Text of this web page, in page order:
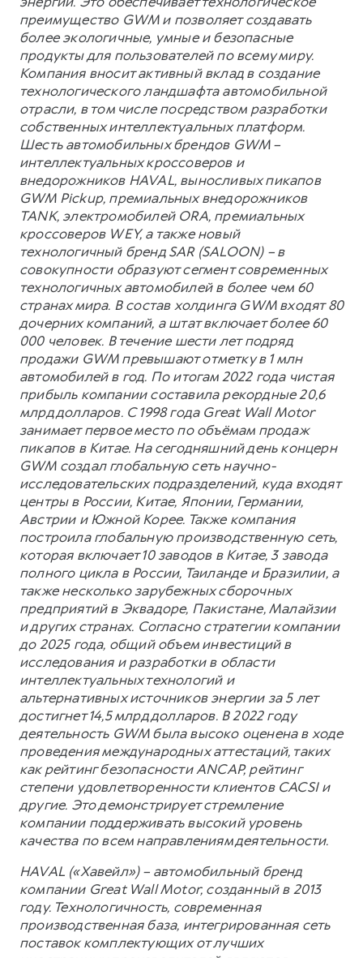
преимущество GWM и позволяет создавать
более экологичные, умные и безопасные
продукты для пользователей по всему миру.
Компания вносит активный вклад в создание
технологического ландшафта автомобильной
отрасли, в том числе посредством разработки
собственных интеллектуальных платформ.
Шесть автомобильных брендов GWM –
интеллектуальных кроссоверов и
внедорожников HAVAL, выносливых пикапов
GWM Pickup, премиальных внедорожников
TANK, электромобилей ORA, премиальных
кроссоверов WEY, а также новый
технологичный бренд SAR (SALOON) – в
совокупности образуют сегмент современных
технологичных автомобилей в более чем 60
странах мира. В состав холдинга GWM входят 80
дочерних компаний, а штат включает более 60
000 человек. В течение шести лет подряд
продажи GWM превышают отметку в 1 млн
автомобилей в год. По итогам 2022 года чистая
прибыль компании составила рекордные 20,6
млрд долларов. С 1998 года Great Wall Motor
занимает первое место по объёмам продаж
пикапов в Китае. На сегодняшний день концерн
GWM создал глобальную сеть научно-
исследовательских подразделений, куда входят
центры в России, Китае, Японии, Германии,
Австрии и Южной Корее. Также компания
построила глобальную производственную сеть,
которая включает 10 заводов в Китае, 3 завода
полного цикла в России, Таиланде и Бразилии, а
также несколько зарубежных сборочных
предприятий в Эквадоре, Пакистане, Малайзии
и других странах. Согласно стратегии компании
до 2025 года, общий объем инвестиций в
исследования и разработки в области
интеллектуальных технологий и
альтернативных источников энергии за 5 лет
достигнет 14,5 млрд долларов. В 2022 году
деятельность GWM была высоко оценена в ходе
проведения международных аттестаций, таких
как рейтинг безопасности ANCAP, рейтинг
степени удовлетворенности клиентов CACSI и
другие. Это демонстрирует стремление
компании поддерживать высокий уровень
качества по всем направлениям деятельности.
HAVAL («Хавейл») – автомобильный бренд
компании Great Wall Motor, созданный в 2013
году. Технологичность, современная
производственная база, интегрированная сеть
поставок комплектующих от лучших